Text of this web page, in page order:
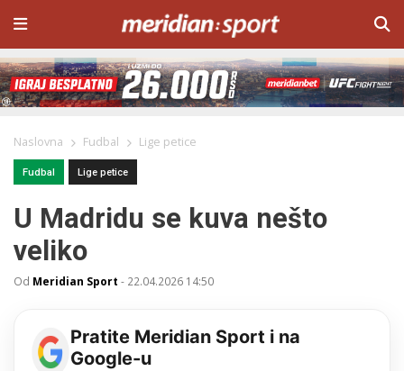
Naslovna Fudbal Lige petice
Fudbal Lige petice
U Madridu se kuva nešto
veliko
Od Meridian Sport - 22.04.2026 14:50
Pratite Meridian Sport i na
Google-u